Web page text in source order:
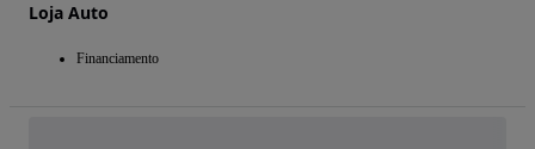
Loja Auto
Financiamento